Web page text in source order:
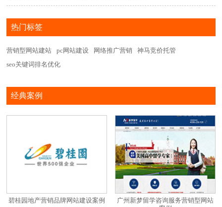
热门标签
营销型网站建站 pc网站建设 网络推广营销
神马竞价托管
seo关键词排名优化
经典案例
碧桂园地产营销品牌网站建设案例
广州新梦留学咨询服务营销型网站